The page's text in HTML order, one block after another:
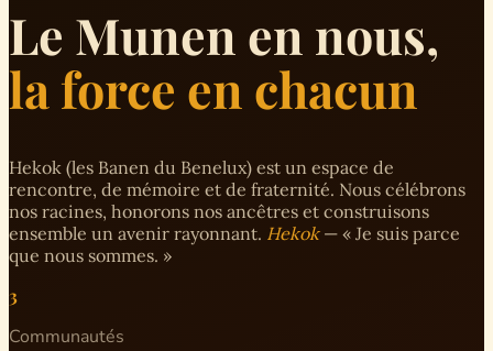
Le Munen en nous,
la force en chacun
Hekok (les Banen du Benelux) est un espace de
rencontre, de mémoire et de fraternité. Nous célébrons
nos racines, honorons nos ancêtres et construisons
ensemble un avenir rayonnant. Hekok— « Je suis parce
que nous sommes. »
3
Communautés